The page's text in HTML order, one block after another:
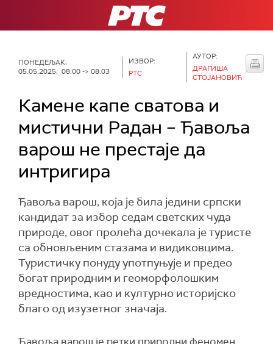
РТС
ПОНЕДЕЉАК,
05.05.2025, 08:00 -> 08:03
ИЗВОР:
РТС
АУТОР:
ДРАГИША
СТОЈАНОВИЋ
Камене капе сватова и
мистични Радан – Ђавоља
варош не престаје да
интригира
Ђавоља варош, која је била једини српски
кандидат за избор седам светских чуда
природе, овог пролећа дочекала је туристе
са обновљеним стазама и видиковцима.
Туристичку понуду употпуњује и предео
богат природним и геоморфолошким
вредностима, као и културно историјско
благо од изузетног значаја.